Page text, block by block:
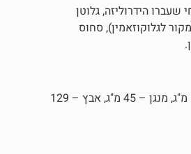
שעברו הידרוליזה, גלוטן
לגלוקוזאמין), סחוס
ויטמין A – 16000 יחב"ל, ויטמין D3 – 1000 יחב"ל, ברזל – 35 מ"ג, יוד – 3.5 מ"ג, נחושת – 11 מ"ג, מנגן – 45 מ"ג, אבץ – 129